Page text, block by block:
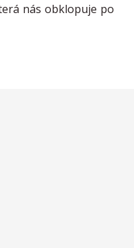
nás obklopuje po